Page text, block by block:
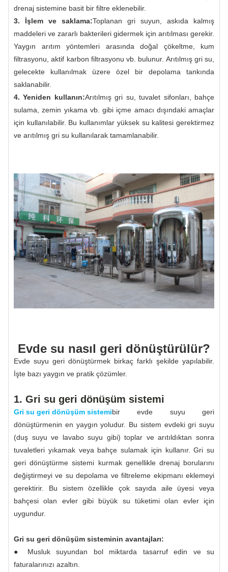
drenaj sistemine basit bir filtre eklenebilir.
3. İşlem ve saklama:Toplanan gri suyun, askıda kalmış
maddeleri ve zararlı bakterileri gidermek için arıtılması gerekir.
Yaygın arıtım yöntemleri arasında doğal çökeltme, kum
filtrasyonu, aktif karbon filtrasyonu vb. bulunur. Arıtılmış gri su,
gelecekte kullanılmak üzere özel bir depolama tankında
saklanabilir.
4. Yeniden kullanın:Arıtılmış gri su, tuvalet sifonları, bahçe
sulama, zemin yıkama vb. gibi içme amacı dışındaki amaçlar
için kullanılabilir. Bu kullanımlar yüksek su kalitesi gerektirmez
ve arıtılmış gri su kullanılarak tamamlanabilir.
Evde su nasıl geri dönüştürülür?
Evde suyu geri dönüştürmek birkaç farklı şekilde yapılabilir.
İşte bazı yaygın ve pratik çözümler.
1. Gri su geri dönüşüm sistemi
Gri su geri dönüşüm sistemibir evde suyu geri
dönüştürmenin en yaygın yoludur. Bu sistem evdeki gri suyu
(duş suyu ve lavabo suyu gibi) toplar ve arıtıldıktan sonra
tuvaletleri yıkamak veya bahçe sulamak için kullanır. Gri su
geri dönüştürme sistemi kurmak genellikle drenaj borularını
değiştirmeyi ve su depolama ve filtreleme ekipmanı eklemeyi
gerektirir. Bu sistem özellikle çok sayıda aile üyesi veya
bahçesi olan evler gibi büyük su tüketimi olan evler için
uygundur.
Gri su geri dönüşüm sisteminin avantajları:
● Musluk suyundan bol miktarda tasarruf edin ve su
faturalarınızı azaltın.